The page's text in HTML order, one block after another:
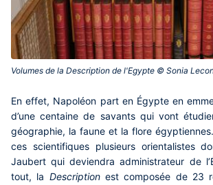
Volumes de la Description de l'Egypte © Sonia
Contenu
central
En effet, Napoléon part en Égypte en
d’une centaine de savants qui vont
géographie, la faune et la flore
ces scientifiques plusieurs orientalistes
Jaubert qui deviendra administrateur de
tout, la Descriptionest composée de 23